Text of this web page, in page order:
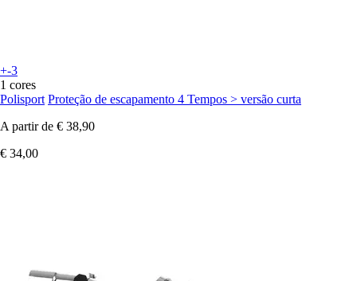
+-3
1 cores
Polisport Proteção de escapamento 4 Tempos > versão curta
A partir de € 38,90
€ 34,00